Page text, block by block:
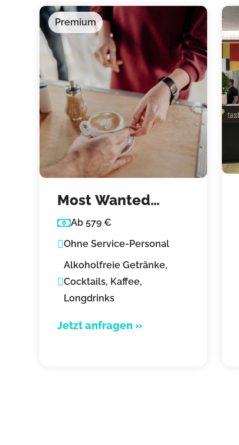
Premium
Most Wanted
Coffee – Mobile
Kaffeebar &
Catering
Ab 579 €
Ohne Service-Personal
Alkoholfreie Getränke,
Cocktails, Kaffee,
Longdrinks
Jetzt anfragen »